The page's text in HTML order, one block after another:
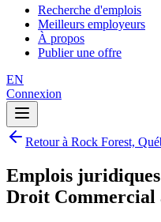
Recherche d'emplois
Meilleurs employeurs
À propos
Publier une offre
EN
Connexion
Retour à Rock Forest,
Emplois
Droit Commercial